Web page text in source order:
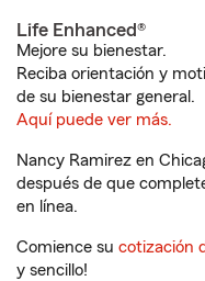
Life Enhanced®
Mejore su bienestar.
Reciba orientación y
de su bienestar general.
Aquí puede ver más.
Nancy Ramirez en
después de que
en línea.
Comience su cotización
y sencillo!